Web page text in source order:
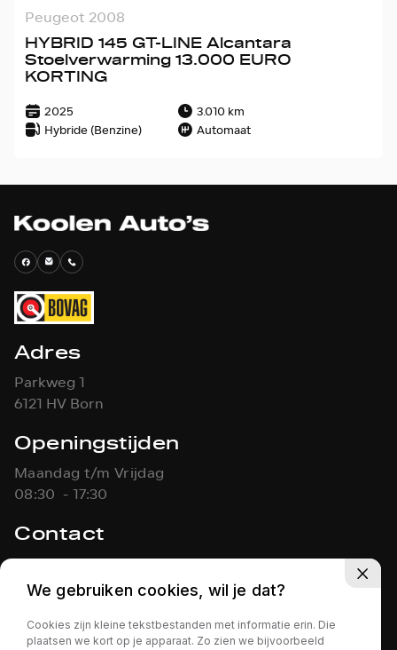
Peugeot 2008
HYBRID 145 GT-LINE Alcantara
Stoelverwarming 13.000 EURO
KORTING
2025
3.010 km
Hybride (Benzine)
Automaat
Adres
Parkweg 1
6121 HV Born
Openingstijden
Maandag t/m Vrijdag
08:30 - 17:30
Contact
046-4861451
info@koolen-autos.nl
Privacy policy
We gebruiken cookies, wil je dat?
Cookies zijn kleine tekstbestanden met informatie erin. Die
plaatsen we kort op je apparaat. Zo zien we bijvoorbeeld